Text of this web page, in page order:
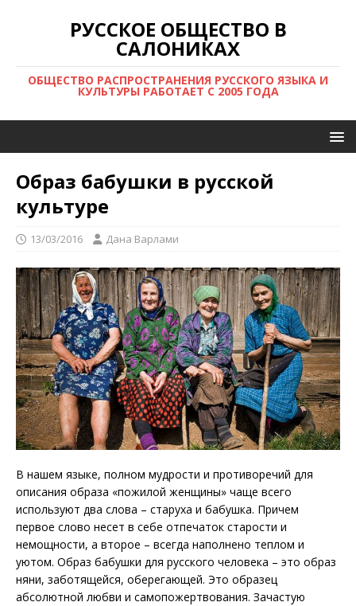
РУССКОЕ ОБЩЕСТВО В
САЛОНИКАХ
ОБЩЕСТВО РАСПРОСТРАНЕНИЯ РУССКОГО ЯЗЫКА И
КУЛЬТУРЫ РАБОТАЕТ С 2005 ГОДА
Образ бабушки в русской
культуре
13/03/2016 Дана Варлами
В нашем языке, полном мудрости и противоречий для
описания образа «пожилой женщины» чаще всего
используют два слова – старуха и бабушка. Причем
первое слово несет в себе отпечаток старости и
немощности, а второе – всегда наполнено теплом и
уютом. Образ бабушки для русского человека – это образ
няни, заботящейся, оберегающей. Это образец
абсолютной любви и самопожертвования. Зачастую